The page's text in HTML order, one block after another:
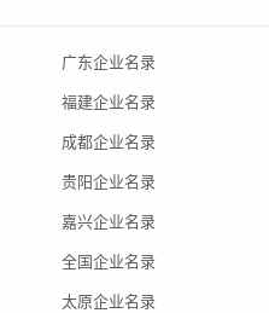
广东企业名录
福建企业名录
成都企业名录
贵阳企业名录
嘉兴企业名录
全国企业名录
太原企业名录